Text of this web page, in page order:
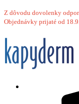
Z dôvodu dovolenky
Objednávky prijaté od